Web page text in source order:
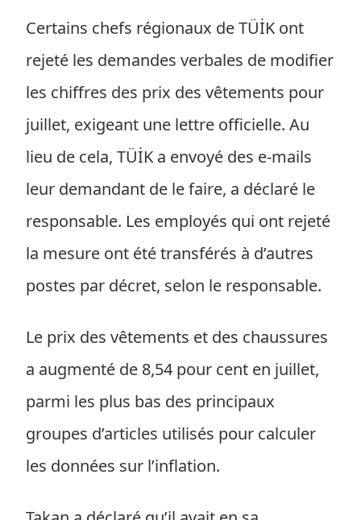
Certains chefs régionaux de TÜİK ont
rejeté les demandes verbales de modifier
les chiffres des prix des vêtements pour
juillet, exigeant une lettre officielle. Au
lieu de cela, TÜİK a envoyé des e-mails
leur demandant de le faire, a déclaré le
responsable. Les employés qui ont rejeté
la mesure ont été transférés à d’autres
postes par décret, selon le responsable.
Le prix des vêtements et des chaussures
a augmenté de 8,54 pour cent en juillet,
parmi les plus bas des principaux
groupes d’articles utilisés pour calculer
les données sur l’inflation.